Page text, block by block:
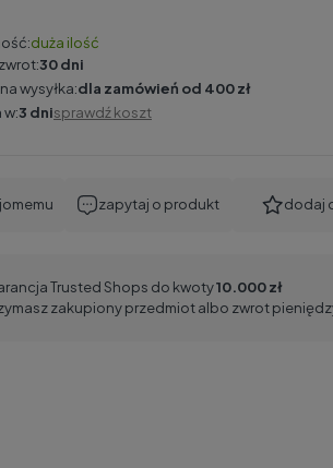
duża ilość
30 dni
wysyłka:dla zamówień od 400 zł
w:3 dnisprawdź koszt
zapytaj o produkt dodaj
Trusted Shops do kwoty10.000 zł
zakupiony przedmiot albo zwrot